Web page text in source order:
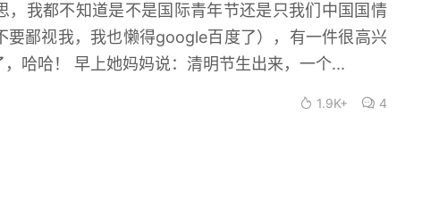
，我都不知道是不是国际青年节还是只我们中国国情
要鄙视我，我也懒得google百度了），有一件很高兴
哈哈！ 早上她妈妈说：清明节生出来，一个...
1.9K+ 4